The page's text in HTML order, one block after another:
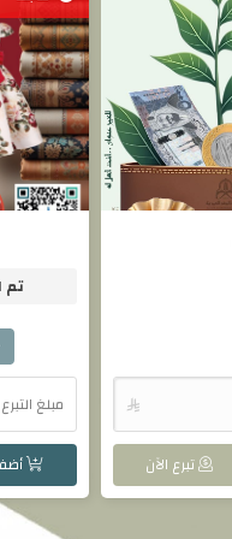

تبرع الآن
تم
مبلغ التبرع